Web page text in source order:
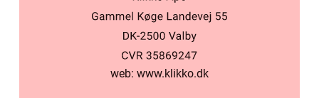
web: www.klikko.dk